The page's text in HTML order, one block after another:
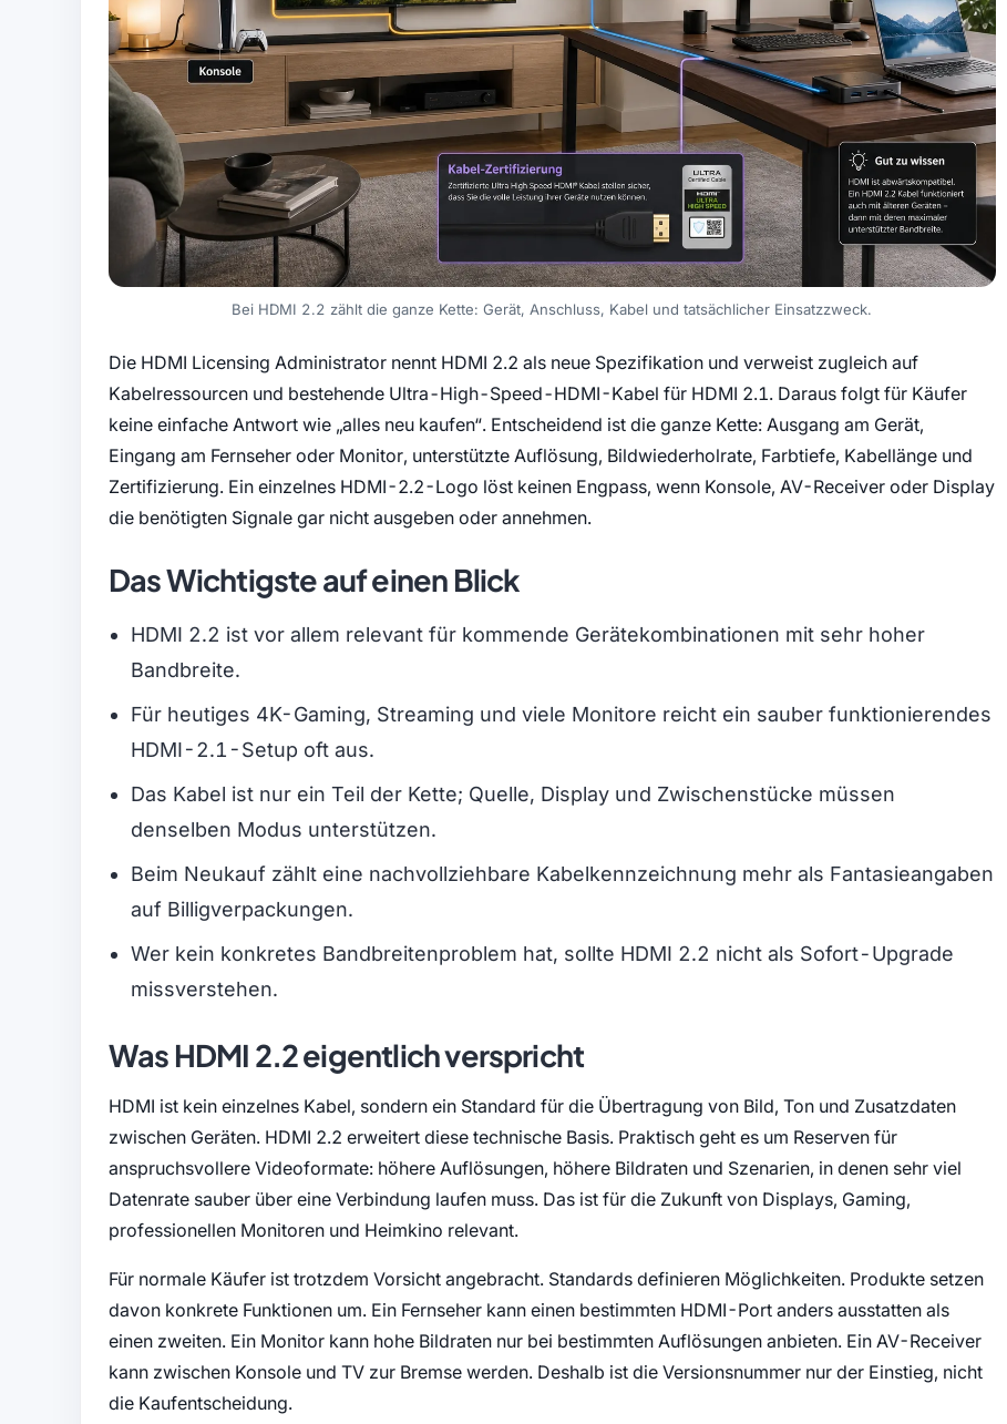
Bei HDMI 2.2 zählt die ganze Kette: Gerät, Anschluss, Kabel und tatsächlicher Einsatzzweck.
Die HDMI Licensing Administrator nennt HDMI 2.2 als neue Spezifikation und verweist zugleich auf
Kabelressourcen und bestehende Ultra-High-Speed-HDMI-Kabel für HDMI 2.1. Daraus folgt für Käufer
keine einfache Antwort wie „alles neu kaufen“. Entscheidend ist die ganze Kette: Ausgang am Gerät,
Eingang am Fernseher oder Monitor, unterstützte Auflösung, Bildwiederholrate, Farbtiefe, Kabellänge und
Zertifizierung. Ein einzelnes HDMI-2.2-Logo löst keinen Engpass, wenn Konsole, AV-Receiver oder Display
die benötigten Signale gar nicht ausgeben oder annehmen.
Das Wichtigste auf einen Blick
HDMI 2.2 ist vor allem relevant für kommende Gerätekombinationen mit sehr hoher
Bandbreite.
Für heutiges 4K-Gaming, Streaming und viele Monitore reicht ein sauber funktionierendes
HDMI-2.1-Setup oft aus.
Das Kabel ist nur ein Teil der Kette; Quelle, Display und Zwischenstücke müssen
denselben Modus unterstützen.
Beim Neukauf zählt eine nachvollziehbare Kabelkennzeichnung mehr als Fantasieangaben
auf Billigverpackungen.
Wer kein konkretes Bandbreitenproblem hat, sollte HDMI 2.2 nicht als Sofort-Upgrade
missverstehen.
Was HDMI 2.2 eigentlich verspricht
HDMI ist kein einzelnes Kabel, sondern ein Standard für die Übertragung von Bild, Ton und Zusatzdaten
zwischen Geräten. HDMI 2.2 erweitert diese technische Basis. Praktisch geht es um Reserven für
anspruchsvollere Videoformate: höhere Auflösungen, höhere Bildraten und Szenarien, in denen sehr viel
Datenrate sauber über eine Verbindung laufen muss. Das ist für die Zukunft von Displays, Gaming,
professionellen Monitoren und Heimkino relevant.
Für normale Käufer ist trotzdem Vorsicht angebracht. Standards definieren Möglichkeiten. Produkte setzen
davon konkrete Funktionen um. Ein Fernseher kann einen bestimmten HDMI-Port anders ausstatten als
einen zweiten. Ein Monitor kann hohe Bildraten nur bei bestimmten Auflösungen anbieten. Ein AV-Receiver
kann zwischen Konsole und TV zur Bremse werden. Deshalb ist die Versionsnummer nur der Einstieg, nicht
die Kaufentscheidung.